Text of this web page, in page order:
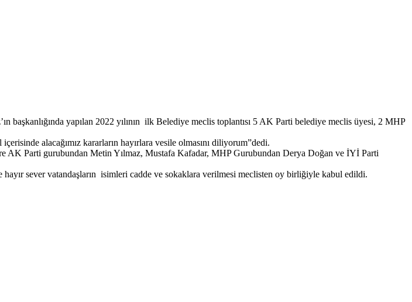
başkanlığında yapılan 2022 yılının ilk Belediye meclis toplantısı 5 AK Parti belediye meclis üyesi, 2 MHP
alacağımız kararların hayırlara vesile olmasını diliyorum”dedi.
AK Parti gurubundan Metin Yılmaz, Mustafa Kafadar, MHP Gurubundan Derya Doğan ve İYİ Parti
hayır sever vatandaşların isimleri cadde ve sokaklara verilmesi meclisten oy birliğiyle kabul edildi.